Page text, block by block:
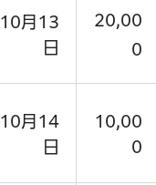
10月13
日
20,00
0
10月14
日
10,00
0